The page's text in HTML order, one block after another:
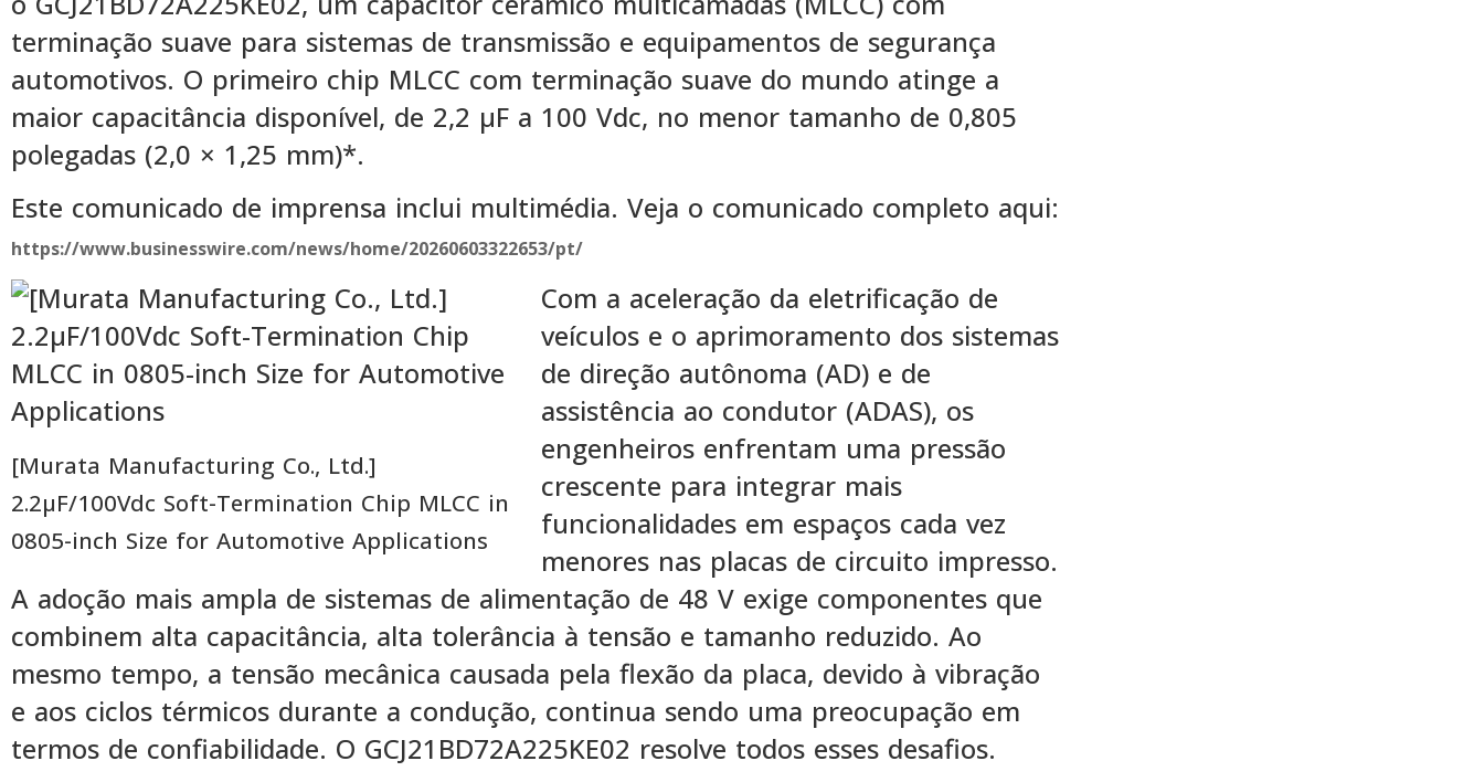
terminação suave para sistemas de transmissão e equipamentos de segurança
automotivos. O primeiro chip MLCC com terminação suave do mundo atinge a
maior capacitância disponível, de 2,2 μF a 100 Vdc, no menor tamanho de 0,805
polegadas (2,0 × 1,25 mm)*.
Este comunicado de imprensa inclui multimédia. Veja o comunicado completo aqui:
https://www.businesswire.com/news/home/20260603322653/pt/
[Murata Manufacturing Co., Ltd.]
2.2µF/100Vdc Soft-Termination Chip MLCC in
0805-inch Size for Automotive Applications
Com a aceleração da eletrificação de
veículos e o aprimoramento dos sistemas
de direção autônoma (AD) e de
assistência ao condutor (ADAS), os
engenheiros enfrentam uma pressão
crescente para integrar mais
funcionalidades em espaços cada vez
menores nas placas de circuito impresso.
A adoção mais ampla de sistemas de alimentação de 48 V exige componentes que
combinem alta capacitância, alta tolerância à tensão e tamanho reduzido. Ao
mesmo tempo, a tensão mecânica causada pela flexão da placa, devido à vibração
e aos ciclos térmicos durante a condução, continua sendo uma preocupação em
termos de confiabilidade. O GCJ21BD72A225KE02 resolve todos esses desafios.